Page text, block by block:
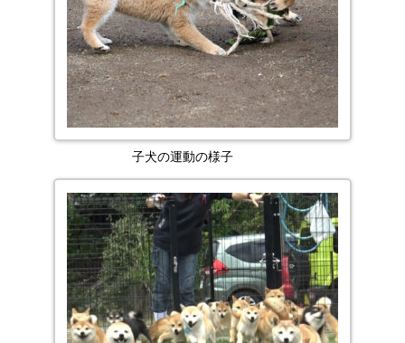
子犬の運動の様子